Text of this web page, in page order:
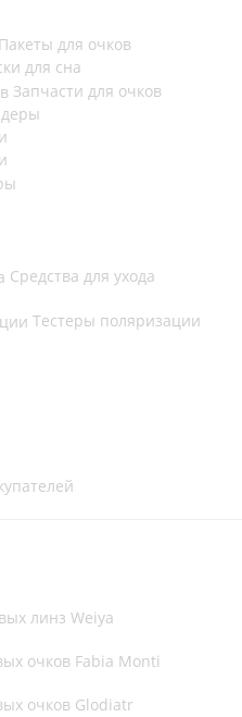
Пакеты для очков
для сна
Запчасти для очков
Средства для ухода
Тестеры поляризации
линз Weiya
очков Fabia Monti
очков Glodiatr